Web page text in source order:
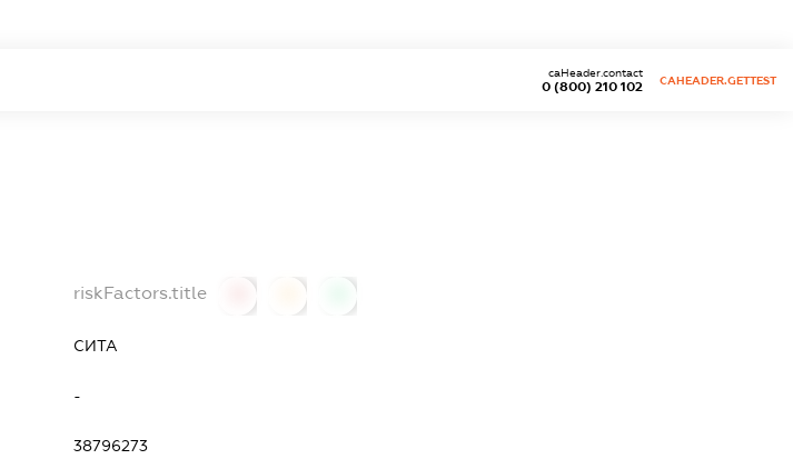
0 (800) 210 102
caHeader.contact
CAHEADER.GETTEST
riskFactors.title
СИТА
-
38796273